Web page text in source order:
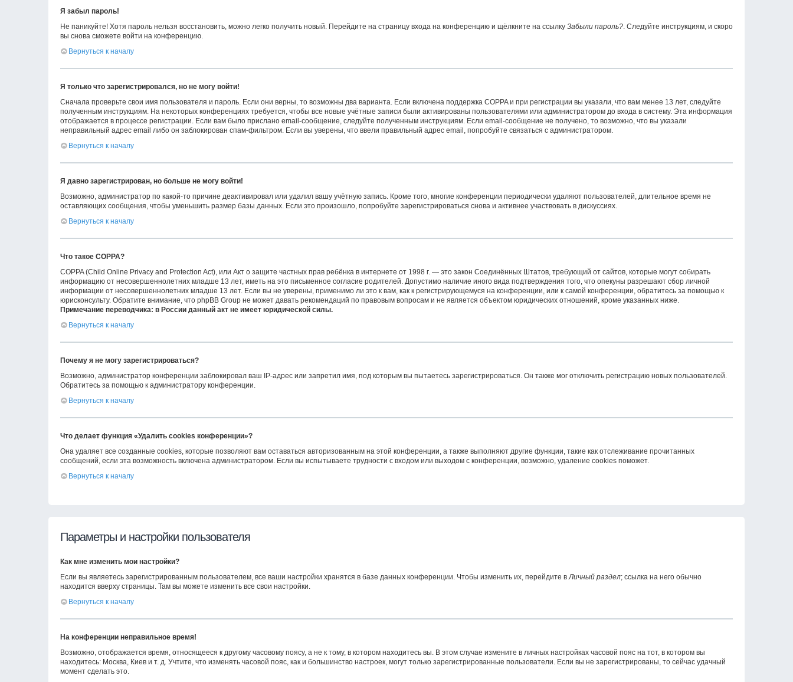
Я забыл пароль!
Не паникуйте! Хотя пароль нельзя восстановить, можно легко получить новый. Перейдите на страницу входа на конференцию и щёлкните на ссылку Забыли пароль?. Следуйте инструкциям, и скоро
вы снова сможете войти на конференцию.
Вернуться к началу
Я только что зарегистрировался, но не могу войти!
Сначала проверьте свои имя пользователя и пароль. Если они верны, то возможны два варианта. Если включена поддержка COPPA и при регистрации вы указали, что вам менее 13 лет, следуйте
полученным инструкциям. На некоторых конференциях требуется, чтобы все новые учётные записи были активированы пользователями или администратором до входа в систему. Эта информация
отображается в процессе регистрации. Если вам было прислано email-сообщение, следуйте полученным инструкциям. Если email-сообщение не получено, то возможно, что вы указали
неправильный адрес email либо он заблокирован спам-фильтром. Если вы уверены, что ввели правильный адрес email, попробуйте связаться с администратором.
Вернуться к началу
Я давно зарегистрирован, но больше не могу войти!
Возможно, администратор по какой-то причине деактивировал или удалил вашу учётную запись. Кроме того, многие конференции периодически удаляют пользователей, длительное время не
оставляющих сообщения, чтобы уменьшить размер базы данных. Если это произошло, попробуйте зарегистрироваться снова и активнее участвовать в дискуссиях.
Вернуться к началу
Что такое COPPA?
COPPA (Child Online Privacy and Protection Act), или Акт о защите частных прав ребёнка в интернете от 1998 г. — это закон Соединённых Штатов, требующий от сайтов, которые могут собирать
информацию от несовершеннолетних младше 13 лет, иметь на это письменное согласие родителей. Допустимо наличие иного вида подтверждения того, что опекуны разрешают сбор личной
информации от несовершеннолетних младше 13 лет. Если вы не уверены, применимо ли это к вам, как к регистрирующемуся на конференции, или к самой конференции, обратитесь за помощью к
юрисконсульту. Обратите внимание, что phpBB Group не может давать рекомендаций по правовым вопросам и не является объектом юридических отношений, кроме указанных ниже.
Примечание переводчика: в России данный акт не имеет юридической силы.
Вернуться к началу
Почему я не могу зарегистрироваться?
Возможно, администратор конференции заблокировал ваш IP-адрес или запретил имя, под которым вы пытаетесь зарегистрироваться. Он также мог отключить регистрацию новых пользователей.
Обратитесь за помощью к администратору конференции.
Вернуться к началу
Что делает функция «Удалить cookies конференции»?
Она удаляет все созданные cookies, которые позволяют вам оставаться авторизованным на этой конференции, а также выполняют другие функции, такие как отслеживание прочитанных
сообщений, если эта возможность включена администратором. Если вы испытываете трудности с входом или выходом с конференции, возможно, удаление cookies поможет.
Вернуться к началу
Параметры и настройки пользователя
Как мне изменить мои настройки?
Если вы являетесь зарегистрированным пользователем, все ваши настройки хранятся в базе данных конференции. Чтобы изменить их, перейдите вЛичный раздел; ссылка на него обычно
находится вверху страницы. Там вы можете изменить все свои настройки.
Вернуться к началу
На конференции неправильное время!
Возможно, отображается время, относящееся к другому часовому поясу, а не к тому, в котором находитесь вы. В этом случае измените в личных настройках часовой пояс на тот, в котором вы
находитесь: Москва, Киев и т. д. Учтите, что изменять часовой пояс, как и большинство настроек, могут только зарегистрированные пользователи. Если вы не зарегистрированы, то сейчас удачный
момент сделать это.